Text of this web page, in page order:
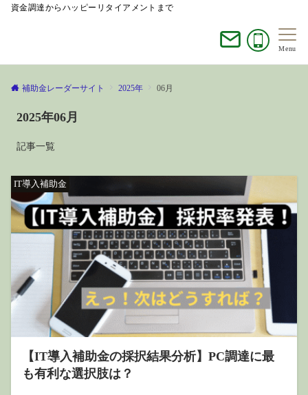
資金調達からハッピーリタイアメントまで
Menu
補助金レーダーサイト 2025年 06月
2025年06月
記事一覧
IT導入補助金
【IT導入補助金の採択結果分析】PC調達に最
も有利な選択肢は？